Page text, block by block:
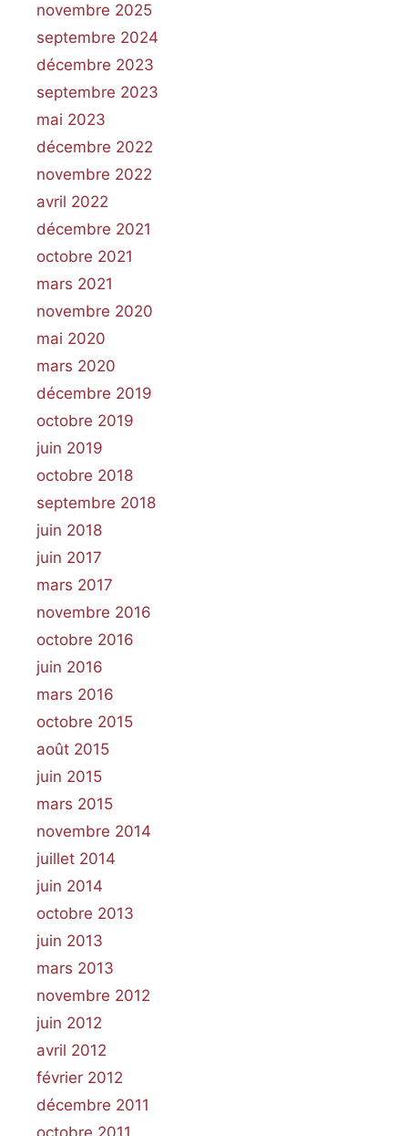
novembre 2025
septembre 2024
décembre 2023
septembre 2023
mai 2023
décembre 2022
novembre 2022
avril 2022
décembre 2021
octobre 2021
mars 2021
novembre 2020
mai 2020
mars 2020
décembre 2019
octobre 2019
juin 2019
octobre 2018
septembre 2018
juin 2018
juin 2017
mars 2017
novembre 2016
octobre 2016
juin 2016
mars 2016
octobre 2015
août 2015
juin 2015
mars 2015
novembre 2014
juillet 2014
juin 2014
octobre 2013
juin 2013
mars 2013
novembre 2012
juin 2012
avril 2012
février 2012
décembre 2011